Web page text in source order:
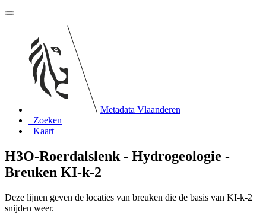
Metadata Vlaanderen
Zoeken
Kaart
H3O-Roerdalslenk - Hydrogeologie -
Breuken KI-k-2
Deze lijnen geven de locaties van breuken die de basis van KI-k-2
snijden weer.